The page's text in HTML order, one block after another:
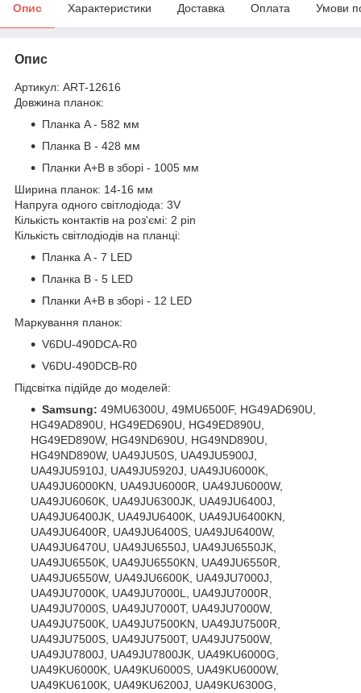
Опис Характеристики Доставка Оплата Умови
Опис
Артикул: ART-12616
Довжина планок:
Планка A - 582 мм
Планка B - 428 мм
Планки A+B в зборі - 1005 мм
Ширина планок: 14-16 мм
Напруга одного світлодіода: 3V
Кількість контактів на роз'ємі: 2 pin
Кількість світлодіодів на планці:
Планка A - 7 LED
Планка B - 5 LED
Планки A+B в зборі - 12 LED
Маркування планок:
V6DU-490DCA-R0
V6DU-490DCB-R0
Підсвітка підійде до моделей:
Samsung: 49MU6300U, 49MU6500F, HG49AD690U,
HG49AD890U, HG49ED690U, HG49ED890U,
HG49ED890W, HG49ND690U, HG49ND890U,
HG49ND890W, UA49JU50S, UA49JU5900J,
UA49JU5910J, UA49JU5920J, UA49JU6000K,
UA49JU6000KN, UA49JU6000R, UA49JU6000W,
UA49JU6060K, UA49JU6300JK, UA49JU6400J,
UA49JU6400JK, UA49JU6400K, UA49JU6400KN,
UA49JU6400R, UA49JU6400S, UA49JU6400W,
UA49JU6470U, UA49JU6550J, UA49JU6550JK,
UA49JU6550K, UA49JU6550KN, UA49JU6550R,
UA49JU6550W, UA49JU6600K, UA49JU7000J,
UA49JU7000K, UA49JU7000L, UA49JU7000R,
UA49JU7000S, UA49JU7000T, UA49JU7000W,
UA49JU7500K, UA49JU7500KN, UA49JU7500R,
UA49JU7500S, UA49JU7500T, UA49JU7500W,
UA49JU7800J, UA49JU7800JK, UA49KU6000G,
UA49KU6000K, UA49KU6000S, UA49KU6000W,
UA49KU6100K, UA49KU6200J, UA49KU6300G,